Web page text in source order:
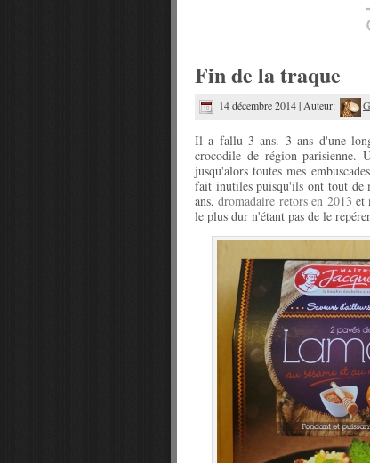
Fin de la traque
14 décembre 2014 | Auteur:
Il a fallu 3 ans. 3 ans d'une
crocodile de région
jusqu'alors toutes mes
fait inutiles puisqu'ils ont tout de
ans,dromadaire retors en 2013 et
le plus dur n'étant pas de le